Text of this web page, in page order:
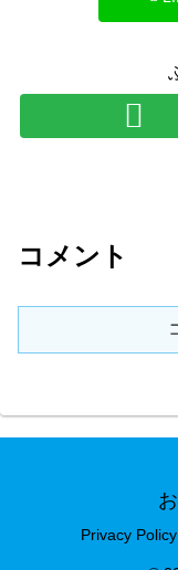
コメント
Privacy Policy